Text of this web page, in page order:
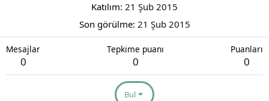
Katılım 21 Şub 2015
Son görülme 21 Şub 2015
Mesajlar
0
Tepkime puanı
0
Puanları
0
Bul